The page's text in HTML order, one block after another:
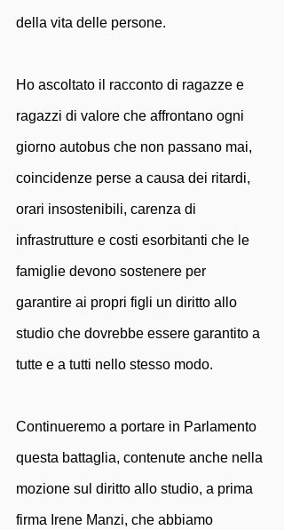
della vita delle persone.
Ho ascoltato il racconto di ragazze e
ragazzi di valore che affrontano ogni
giorno autobus che non passano mai,
coincidenze perse a causa dei ritardi,
orari insostenibili, carenza di
infrastrutture e costi esorbitanti che le
famiglie devono sostenere per
garantire ai propri figli un diritto allo
studio che dovrebbe essere garantito a
tutte e a tutti nello stesso modo.
Continueremo a portare in Parlamento
questa battaglia, contenute anche nella
mozione sul diritto allo studio, a prima
firma Irene Manzi, che abbiamo